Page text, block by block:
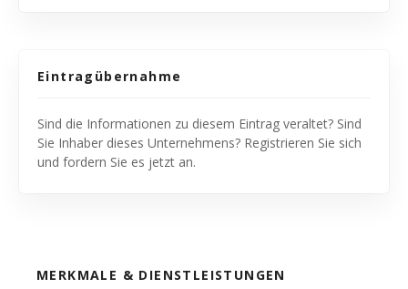
Eintragübernahme
Sind die Informationen zu diesem Eintrag veraltet? Sind
Sie Inhaber dieses Unternehmens? Registrieren Sie sich
und fordern Sie es jetzt an.
MERKMALE & DIENSTLEISTUNGEN